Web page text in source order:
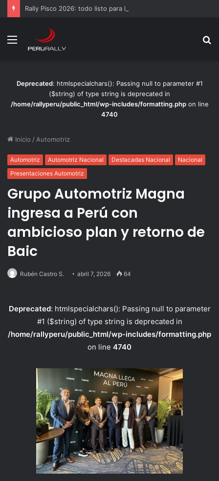
Rally Pisco 2026: todo listo para la gran final del RallyACP
Menú
Deprecated: htmlspecialchars(): Passing null to parameter #1
($string) of type string is deprecated in
/home/rallyperu/public_html/wp-includes/formatting.phpon line
4740
Inicio / Automotriz
Automotriz Automotriz Nacional Destacadas Nacional
Nacional
Presentaciones Automotriz
Grupo Automotriz Magna
ingresa a Perú con
ambicioso plan y retorno de
Baic
Rubén Castro S. abril 7, 2026 64
Deprecated: htmlspecialchars(): Passing null to parameter
#1 ($string) of type string is deprecated in
/home/rallyperu/public_html/wp-includes/formatting.php
on line 4740